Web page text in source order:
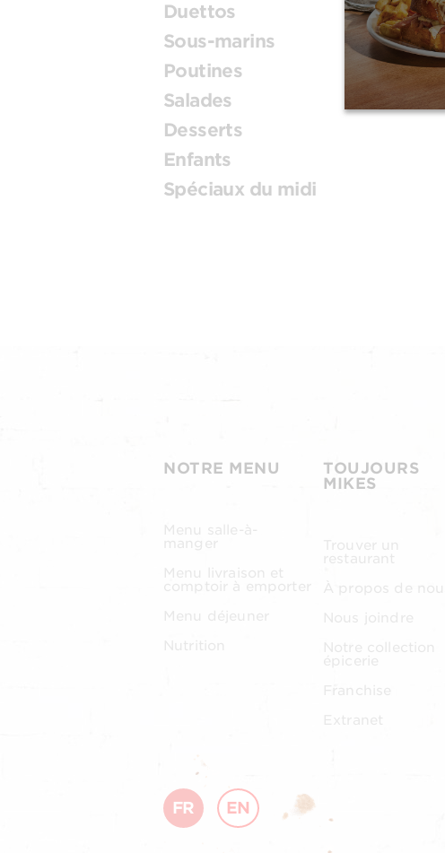
Duettos
Sous-marins
Poutines
Salades
Desserts
Enfants
Spéciaux du midi
NOTRE MENU
Menu salle-à-
Menu livraison et
comptoir à emporter
TOUJOURS
MIKES
Trouver un
À propos de nous
Notre collection
Franchise
FR EN